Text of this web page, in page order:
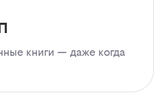
книги — даже когда